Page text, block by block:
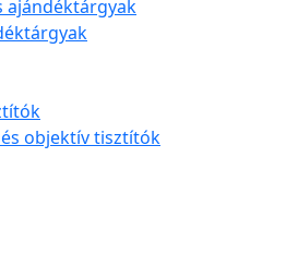
ajándéktárgyak
objektív tisztítók